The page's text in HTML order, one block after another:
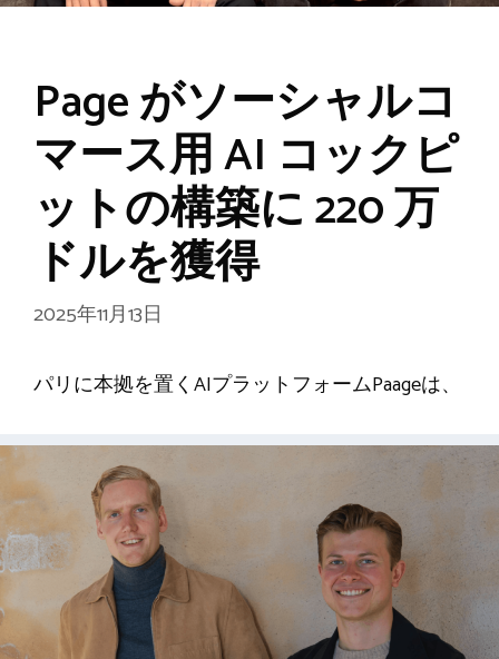
Page がソーシャルコ
マース用 AI コックピ
ットの構築に 220 万
ドルを獲得
2025年11月13日
パリに本拠を置くAIプラットフォームPaageは、